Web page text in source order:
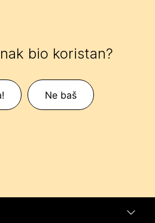
bio koristan?
Ne baš